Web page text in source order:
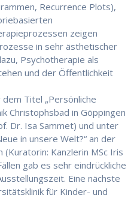
Recurrence Plots),
zeigen
in sehr ästhetischer
Psychotherapie als
und der Öffentlichkeit
Titel „Persönliche
Christophsbad in Göppingen
Dr. Isa Sammet) und unter
in unsere Welt?“ an der
(Kuratorin: Kanzlerin MSc Iris
gab es sehr eindrückliche
Eine nächste
für Kinder- und